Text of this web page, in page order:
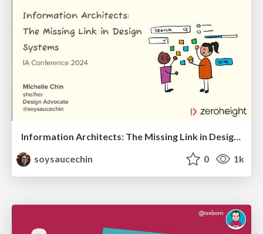
Information Architects: The Missing Link in Design Systems
soysaucechin
0 1k